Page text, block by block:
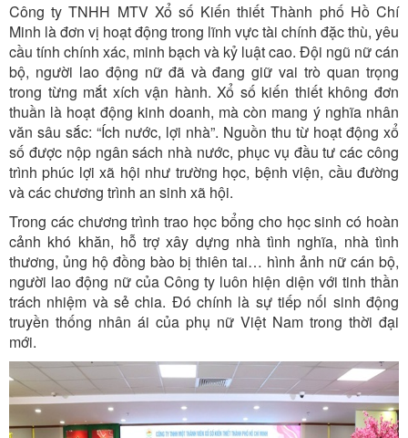
Công ty TNHH MTV Xổ số Kiến thiết Thành phố Hồ Chí
Minh là đơn vị hoạt động trong lĩnh vực tài chính đặc thù, yêu
cầu tính chính xác, minh bạch và kỷ luật cao. Đội ngũ nữ cán
bộ, người lao động nữ đã và đang giữ vai trò quan trọng
trong từng mắt xích vận hành. Xổ số kiến thiết không đơn
thuần là hoạt động kinh doanh, mà còn mang ý nghĩa nhân
văn sâu sắc: “Ích nước, lợi nhà”. Nguồn thu từ hoạt động xổ
số được nộp ngân sách nhà nước, phục vụ đầu tư các công
trình phúc lợi xã hội như trường học, bệnh viện, cầu đường
và các chương trình an sinh xã hội.
Trong các chương trình trao học bổng cho học sinh có hoàn
cảnh khó khăn, hỗ trợ xây dựng nhà tình nghĩa, nhà tình
thương, ủng hộ đồng bào bị thiên tai… hình ảnh nữ cán bộ,
người lao động nữ của Công ty luôn hiện diện với tinh thần
trách nhiệm và sẻ chia. Đó chính là sự tiếp nối sinh động
truyền thống nhân ái của phụ nữ Việt Nam trong thời đại
mới.